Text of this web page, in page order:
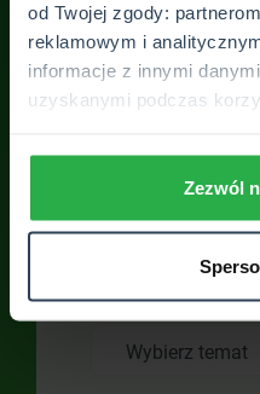
od Twojej zgody:
reklamowym i
informacje z innymi
uzyskanymi podczas
Zezwól
placówką
Skontaktuj się z
Twoje wszystkie
pełne wsparcie